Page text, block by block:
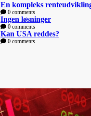
En kompleks
0 comments
Ingen løsninger
0 comments
Kan USA reddes?
0 comments